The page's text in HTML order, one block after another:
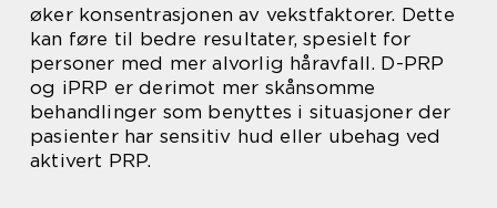
øker konsentrasjonen av vekstfaktorer. Dette
kan føre til bedre resultater, spesielt for
personer med mer alvorlig håravfall. D-PRP
og iPRP er derimot mer skånsomme
behandlinger som benyttes i situasjoner der
pasienter har sensitiv hud eller ubehag ved
aktivert PRP.